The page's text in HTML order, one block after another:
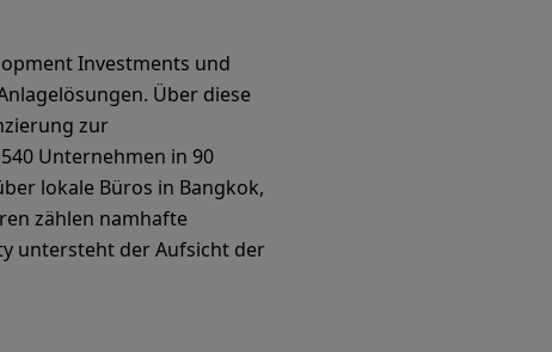
Investments und
Über diese
zur
Unternehmen in 90
lokale Büros in Bangkok,
zählen namhafte
untersteht der Aufsicht der